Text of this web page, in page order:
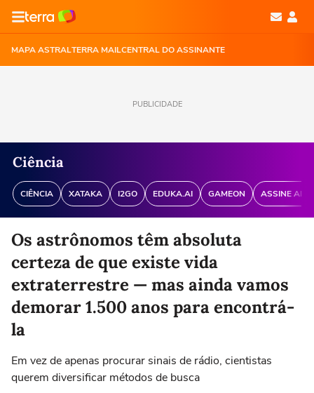
MAPA ASTRALTERRA MAILCENTRAL DO ASSINANTE
PUBLICIDADE
Ciência
CIÊNCIA XATAKA I2GO EDUKA.AI GAMEON ASSINE
Os astrônomos têm absoluta
certeza de que existe vida
extraterrestre — mas ainda vamos
demorar 1.500 anos para encontrá-
la
Em vez de apenas procurar sinais de rádio, cientistas
querem diversificar métodos de busca